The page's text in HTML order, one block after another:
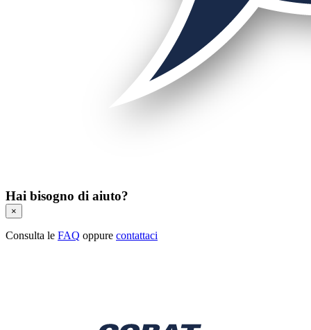
Hai bisogno di aiuto?
×
Consulta le FAQ oppure contattaci